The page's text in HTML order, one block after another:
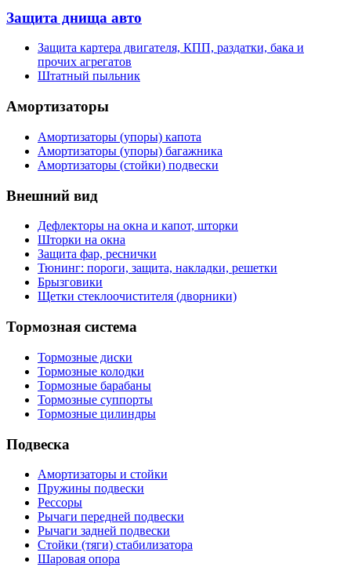
Защита днища авто
Защита картера двигателя, КПП, раздатки, бака и
прочих агрегатов
Штатный пыльник
Амортизаторы
Амортизаторы (упоры) капота
Амортизаторы (упоры) багажника
Амортизаторы (стойки) подвески
Внешний вид
Дефлекторы на окна и капот, шторки
Шторки на окна
Защита фар, реснички
Тюнинг: пороги, защита, накладки, решетки
Брызговики
Щетки стеклоочистителя (дворники)
Тормозная система
Тормозные диски
Тормозные колодки
Тормозные барабаны
Тормозные суппорты
Тормозные цилиндры
Подвеска
Амортизаторы и стойки
Пружины подвески
Рессоры
Рычаги передней подвески
Рычаги задней подвески
Стойки (тяги) стабилизатора
Шаровая опора